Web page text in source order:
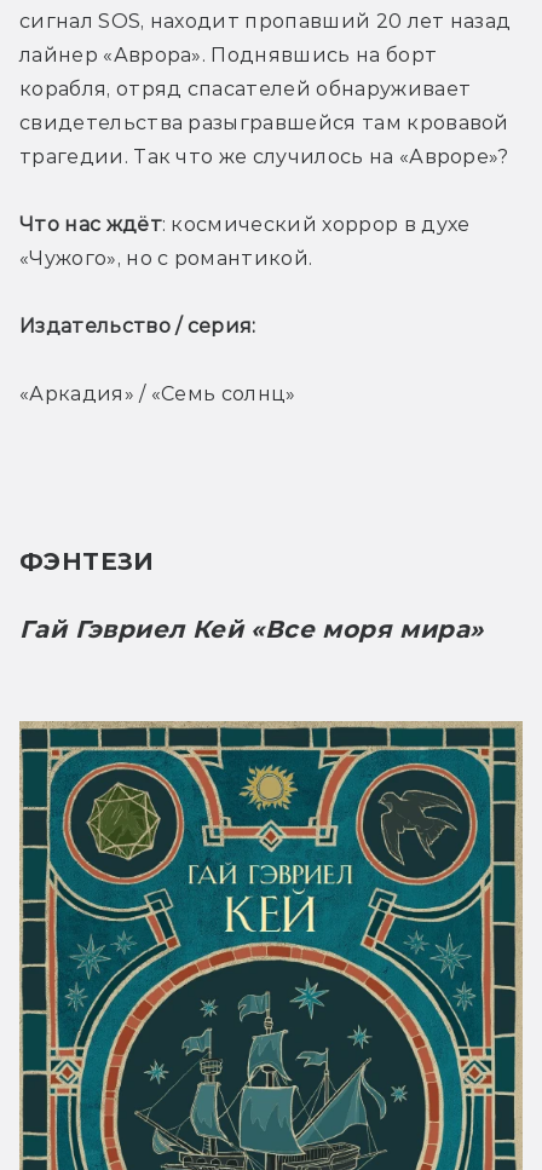
сигнал SOS, находит пропавший 20 лет назад
лайнер «Аврора». Поднявшись на борт
корабля, отряд спасателей обнаруживает
свидетельства разыгравшейся там кровавой
трагедии. Так что же случилось на «Авроре»?
Что нас ждёт: космический хоррор в духе
«Чужого», но с романтикой.
Издательство / серия:
«Аркадия» / «Семь солнц»
ФЭНТЕЗИ
Гай Гэвриел Кей «Все моря мира»